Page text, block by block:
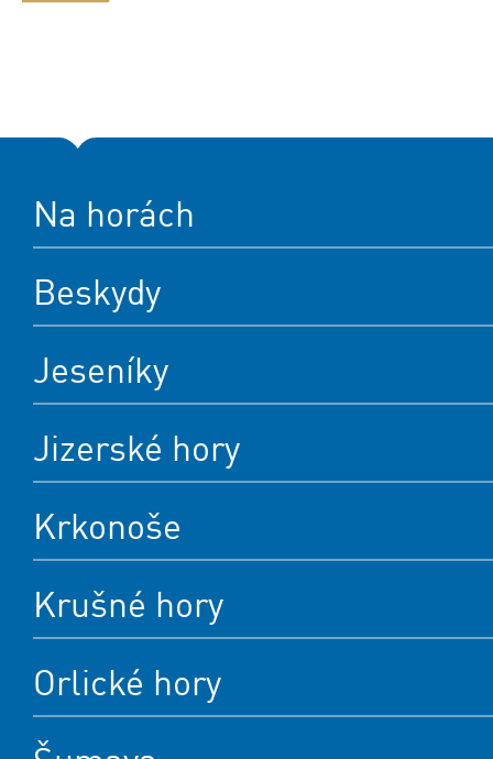
Na horách
Beskydy
Jeseníky
Jizerské hory
Krkonoše
Krušné hory
Orlické hory